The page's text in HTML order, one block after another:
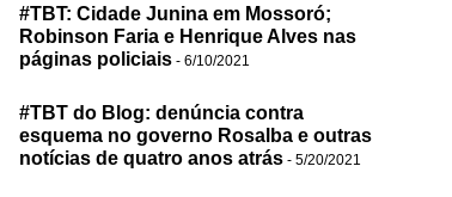
#TBT: Cidade Junina em Mossoró;
Robinson Faria e Henrique Alves nas
páginas policiais - 6/10/2021
#TBT do Blog: denúncia contra
esquema no governo Rosalba e outras
notícias de quatro anos atrás - 5/20/2021